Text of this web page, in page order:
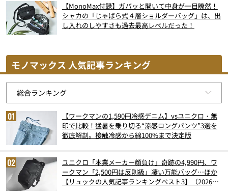
【MonoMax付録】ガバッと開いて中身が一目瞭然！
シャカの「じゃばら式４層ショルダーバッグ」は、出
し入れのしやすさも過去最高レベルだった！
モノマックス 人気記事ランキング
【ワークマンの1,590円冷感デニム】vsユニクロ・無
印で比較！猛暑を乗り切る“涼感ロングパンツ”3選を
徹底解剖。接触冷感から綿100%まで決定版
ユニクロ「本業メーカー顔負け」奇跡の4,990円、ワ
ークマン「2,500円は反則級」凄い万能バッグ…ほか
【リュックの人気記事ランキングベスト3】（2026年